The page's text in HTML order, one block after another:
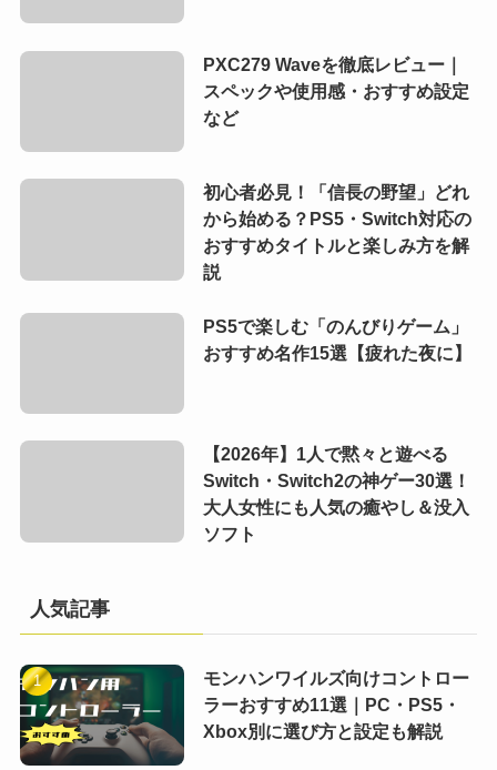
PXC279 Waveを徹底レビュー｜
スペックや使用感・おすすめ設定
など
初心者必見！「信長の野望」どれ
から始める？PS5・Switch対応の
おすすめタイトルと楽しみ方を解
説
PS5で楽しむ「のんびりゲーム」
おすすめ名作15選【疲れた夜に】
【2026年】1人で黙々と遊べる
Switch・Switch2の神ゲー30選！
大人女性にも人気の癒やし＆没入
ソフト
人気記事
モンハンワイルズ向けコントロー
ラーおすすめ11選｜PC・PS5・
Xbox別に選び方と設定も解説